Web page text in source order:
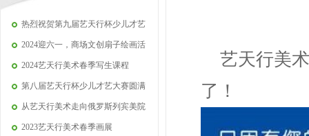
热烈祝贺第九届艺天行杯少儿才艺
2024迎六一，商场文创扇子绘画活
2024艺天行美术春季写生课程
第八届艺天行杯少儿才艺大赛圆满
从艺天行美术走向俄罗斯列宾美院
2023艺天行美术春季画展
艺天行美
了！